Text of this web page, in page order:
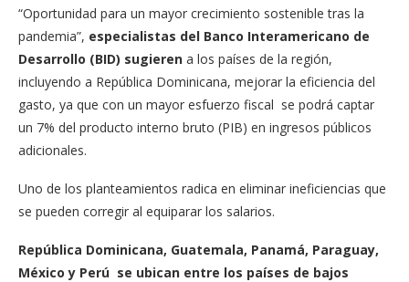
“Oportunidad para un mayor crecimiento sostenible tras la
pandemia”, especialistas del Banco Interamericano de
Desarrollo (BID) sugieren a los países de la región,
incluyendo a República Dominicana, mejorar la eficiencia del
gasto, ya que con un mayor esfuerzo fiscal se podrá captar
un 7% del producto interno bruto (PIB) en ingresos públicos
adicionales.
Uno de los planteamientos radica en eliminar ineficiencias que
se pueden corregir al equiparar los salarios.
República Dominicana, Guatemala, Panamá, Paraguay,
México y Perú se ubican entre los países de bajos